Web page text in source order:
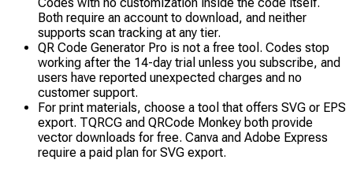
Both require an account to download, and neither
supports scan tracking at any tier.
QR Code Generator Pro is not a free tool. Codes stop
working after the 14-day trial unless you subscribe, and
users have reported unexpected charges and no
customer support.
For print materials, choose a tool that offers SVG or EPS
export. TQRCG and QRCode Monkey both provide
vector downloads for free. Canva and Adobe Express
require a paid plan for SVG export.